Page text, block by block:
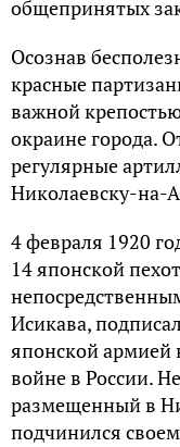
общепринятых
Осознав
красные
важной
окраине города.
регулярные
Николаевску-на-
4 февраля 1920
14 японской
Исикава,
японской армией
войне в России.
размещенный в
подчинился